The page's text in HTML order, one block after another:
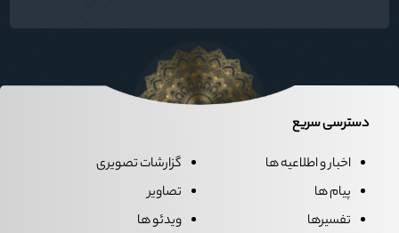
دسترسی سریع
اخبار و اطلاعیه ها
پیام ها
تفسیرها
گزارشات تصویری
تصاویر
ویدئو ها